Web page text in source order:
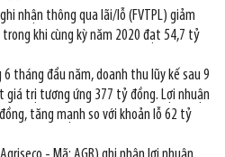
nhận thông qua lãi/lỗ (FVTPL) giảm
khi cùng kỳ năm 2020 đạt 54,7 tỷ
tháng đầu năm, doanh thu lũy kế sau 9
trị tương ứng 377 tỷ đồng. Lợi nhuận
tăng mạnh so với khoản lỗ 62 tỷ